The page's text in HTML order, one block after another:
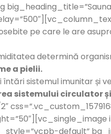
pe care le are
determină
a pielii.
sistemul imunitar și
sistemului circulator
default”